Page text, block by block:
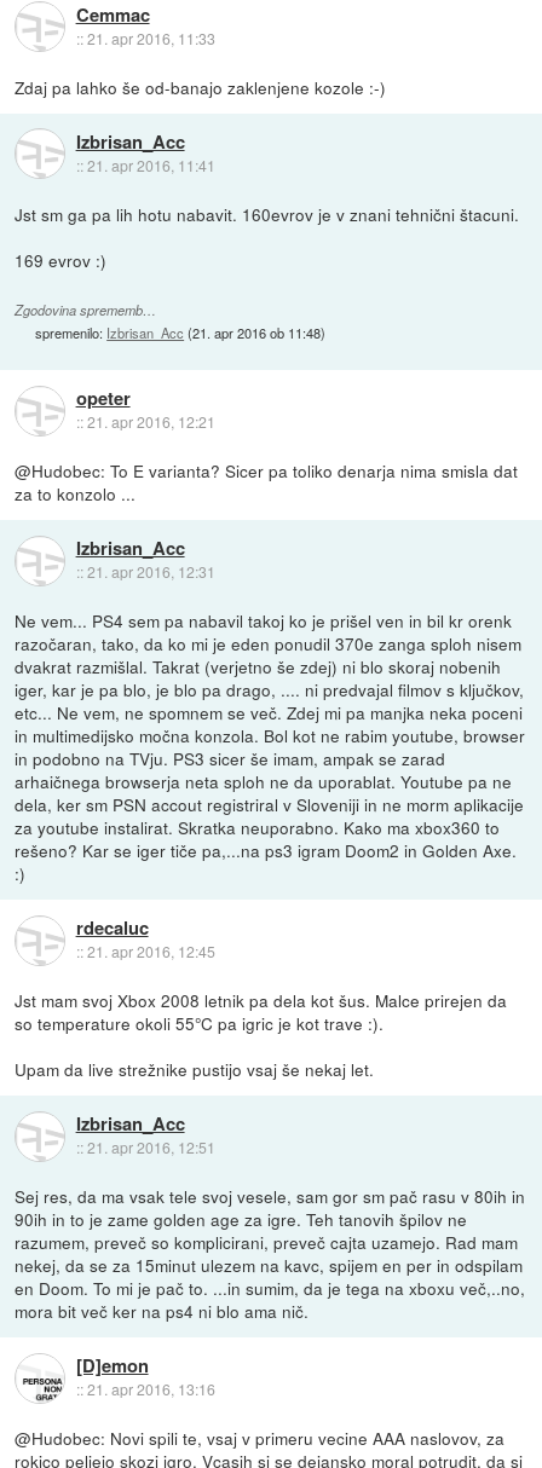
Cemmac
::21. apr 2016, 11:33
Zdaj pa lahko še od-banajo zaklenjene kozole :-)
Izbrisan_Acc
::21. apr 2016, 11:41
Jst sm ga pa lih hotu nabavit. 160evrov je v znani tehnični štacuni.
169 evrov :)
Zgodovina sprememb…
spremenilo: Izbrisan_Acc (21. apr 2016 ob 11:48)
opeter
::21. apr 2016, 12:21
@Hudobec: To E varianta? Sicer pa toliko denarja nima smisla dat
za to konzolo ...
Izbrisan_Acc
::21. apr 2016, 12:31
Ne vem... PS4 sem pa nabavil takoj ko je prišel ven in bil kr orenk
razočaran, tako, da ko mi je eden ponudil 370e zanga sploh nisem
dvakrat razmišlal. Takrat (verjetno še zdej) ni blo skoraj nobenih
iger, kar je pa blo, je blo pa drago, .... ni predvajal filmov s ključkov,
etc... Ne vem, ne spomnem se več. Zdej mi pa manjka neka poceni
in multimedijsko močna konzola. Bol kot ne rabim youtube, browser
in podobno na TVju. PS3 sicer še imam, ampak se zarad
arhaičnega browserja neta sploh ne da uporablat. Youtube pa ne
dela, ker sm PSN accout registriral v Sloveniji in ne morm aplikacije
za youtube instalirat. Skratka neuporabno. Kako ma xbox360 to
rešeno? Kar se iger tiče pa,...na ps3 igram Doom2 in Golden Axe.
:)
rdecaluc
::21. apr 2016, 12:45
Jst mam svoj Xbox 2008 letnik pa dela kot šus. Malce prirejen da
so temperature okoli 55°C pa igric je kot trave :).
Upam da live strežnike pustijo vsaj še nekaj let.
Izbrisan_Acc
::21. apr 2016, 12:51
Sej res, da ma vsak tele svoj vesele, sam gor sm pač rasu v 80ih in
90ih in to je zame golden age za igre. Teh tanovih špilov ne
razumem, preveč so komplicirani, preveč cajta uzamejo. Rad mam
nekej, da se za 15minut ulezem na kavc, spijem en per in odspilam
en Doom. To mi je pač to. ...in sumim, da je tega na xboxu več,..no,
mora bit več ker na ps4 ni blo ama nič.
[D]emon
::21. apr 2016, 13:16
@Hudobec: Novi spili te, vsaj v primeru vecine AAA naslovov, za
rokico peljejo skozi igro. Vcasih si se dejansko moral potrudit, da si